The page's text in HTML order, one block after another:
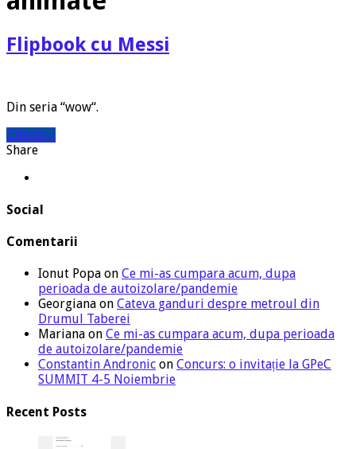
Flipbook cu Messi
Din seria “wow“.
Citeste »
Share
Social
Comentarii
Ionut Popa on Ce mi-as cumpara acum, dupa
perioada de autoizolare/pandemie
Georgiana on Cateva ganduri despre metroul din
Drumul Taberei
Mariana on Ce mi-as cumpara acum, dupa perioada
de autoizolare/pandemie
Constantin Andronic on Concurs: o invitație la GPeC
SUMMIT 4-5 Noiembrie
Recent Posts